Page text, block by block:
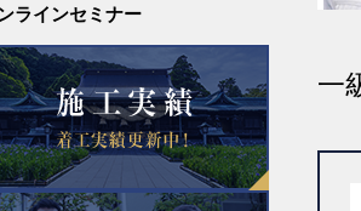
一
ラインセミナー